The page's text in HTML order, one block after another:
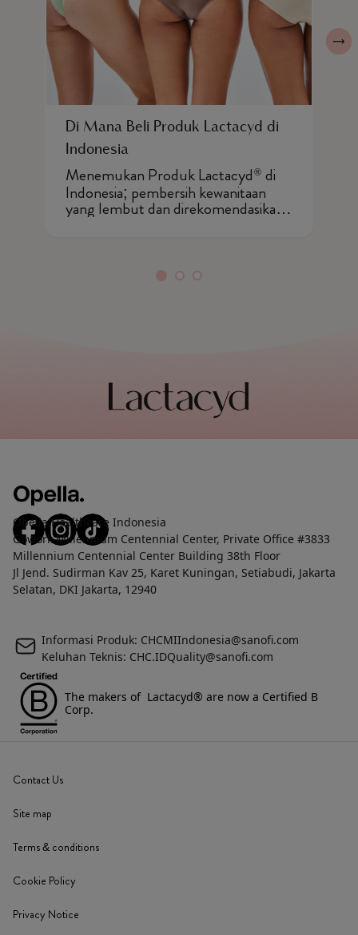
Di Mana Beli Produk Lactacyd di
Indonesia
Menemukan Produk Lactacyd® di
Indonesia; pembersih kewanitaan
yang lembut dan direkomendasikan
oleh dokter kandungan yang
Opella Healthcare Indonesia
Gowork Millennium Centennial Center, Private Office #3833
Millennium Centennial Center Building 38th Floor
Jl Jend. Sudirman Kav 25, Karet Kuningan, Setiabudi, Jakarta
Selatan, DKI Jakarta, 12940
Informasi Produk: CHCMIIndonesia@sanofi.com
Keluhan Teknis: CHC.IDQuality@sanofi.com
The makers of Lactacyd® are now a Certified B
Corp.
Contact Us
Site map
Terms & conditions
Cookie Policy
Privacy Notice